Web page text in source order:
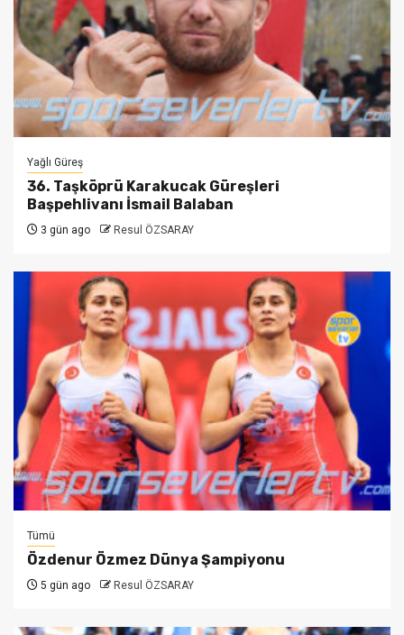
Yağlı Güreş
36. Taşköprü Karakucak Güreşleri
Başpehlivanı İsmail Balaban
3 gün ago Resul ÖZSARAY
Tümü
Özdenur Özmez Dünya Şampiyonu
5 gün ago Resul ÖZSARAY